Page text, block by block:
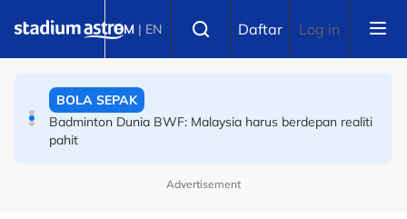
BM | EN Daftar Log in
BOLA SEPAK
Badminton Dunia BWF: Malaysia harus berdepan realiti
BOLA SEPAK
Liga Super: Melaka tagih pengalaman Apek
Advertisement